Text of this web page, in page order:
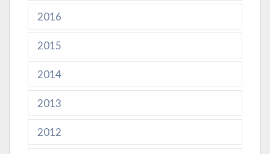
2016
2015
2014
2013
2012